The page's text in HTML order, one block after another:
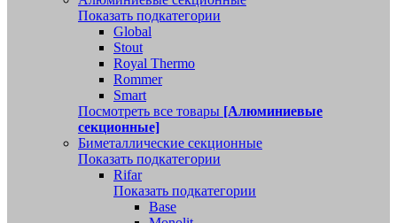
Показать подкатегории
Global
Stout
Royal Thermo
Rommer
Smart
Посмотреть все товары [Алюминиевые
секционные]
Биметаллические секционные
Показать подкатегории
Rifar
Показать подкатегории
Base